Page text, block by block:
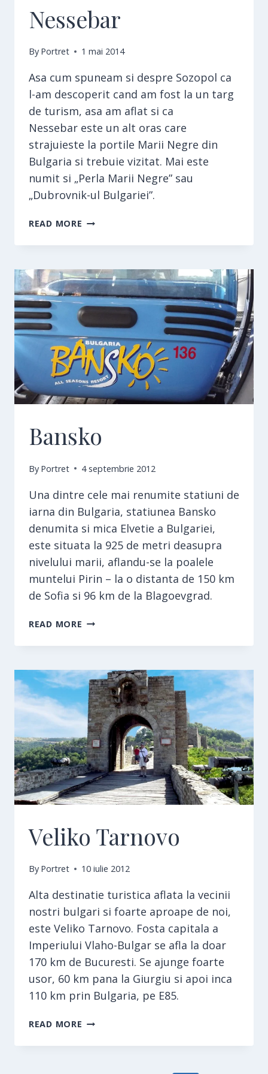
Nessebar
By Portret 1 mai 2014
Asa cum spuneam si despre Sozopol ca
l-am descoperit cand am fost la un targ
de turism, asa am aflat si ca
Nessebar este un alt oras care
strajuieste la portile Marii Negre din
Bulgaria si trebuie vizitat. Mai este
numit si „Perla Marii Negre” sau
„Dubrovnik-ul Bulgariei”.
READ MORE NESSEBAR
Bansko
By Portret 4 septembrie 2012
Una dintre cele mai renumite statiuni de
iarna din Bulgaria, statiunea Bansko
denumita si mica Elvetie a Bulgariei,
este situata la 925 de metri deasupra
nivelului marii, aflandu-se la poalele
muntelui Pirin – la o distanta de 150 km
de Sofia si 96 km de la Blagoevgrad.
READ MORE BANSKO
Veliko Tarnovo
By Portret 10 iulie 2012
Alta destinatie turistica aflata la vecinii
nostri bulgari si foarte aproape de noi,
este Veliko Tarnovo. Fosta capitala a
Imperiului Vlaho-Bulgar se afla la doar
170 km de Bucuresti. Se ajunge foarte
usor, 60 km pana la Giurgiu si apoi inca
110 km prin Bulgaria, pe E85.
READ MORE VELIKO